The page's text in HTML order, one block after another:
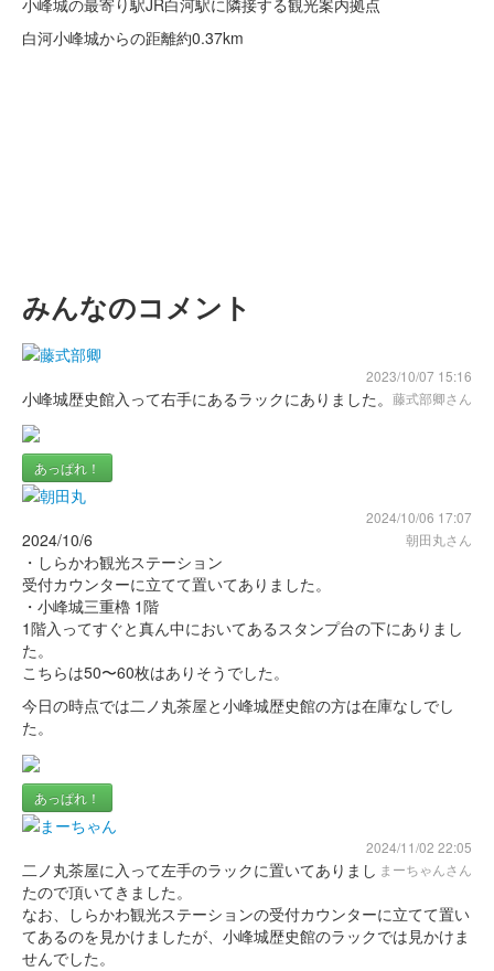
小峰城の最寄り駅JR白河駅に隣接する観光案内拠点
白河小峰城からの距離約0.37km
みんなのコメント
2023/10/07 15:16
藤式部卿さん
小峰城歴史館入って右手にあるラックにありました。
あっぱれ！
2024/10/06 17:07
朝田丸さん
2024/10/6
・しらかわ観光ステーション
受付カウンターに立てて置いてありました。
・小峰城三重櫓 1階
1階入ってすぐと真ん中においてあるスタンプ台の下にありまし
た。
こちらは50〜60枚はありそうでした。
今日の時点では二ノ丸茶屋と小峰城歴史館の方は在庫なしでし
た。
あっぱれ！
2024/11/02 22:05
まーちゃんさん
二ノ丸茶屋に入って左手のラックに置いてありまし
たので頂いてきました。
なお、しらかわ観光ステーションの受付カウンターに立てて置い
てあるのを見かけましたが、小峰城歴史館のラックでは見かけま
せんでした。